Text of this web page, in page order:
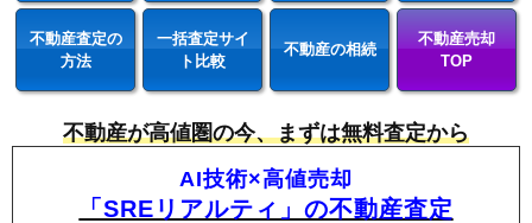
不動産査定の
方法
一括査定サイ
ト比較
不動産の相続
不動産売却
TOP
不動産が高値圏の今、まずは無料査定から
AI技術×高値売却
「SREリアルティ」の不動産査定